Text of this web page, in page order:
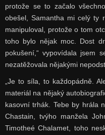
protože se to začalo
obešel, Samantha mi celý ty
manipuloval, protože o tom
toho bylo nějak moc. Dost
pokušení,“ vypovídala jsem
nezatěžovala nějakými
„Je to síla, to každopádně.
materiál na nějaký
kasovní trhák. Tebe by hrála
Chastain, tvýho manžela
Timotheé Chalamet, toho